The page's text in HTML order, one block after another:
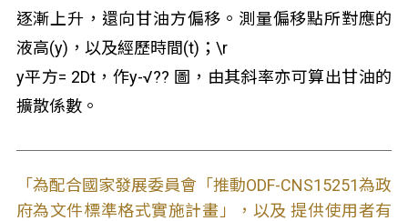
逐漸上升，還向甘油方偏移。測量偏移點所對應的
液高(y)，以及經歷時間(t)；\r
y平方= 2Dt，作y-√?? 圖，由其斜率亦可算出甘油的
擴散係數。
「為配合國家發展委員會「推動ODF-CNS15251為政
府為文件標準格式實施計畫」，以及 提供使用者有